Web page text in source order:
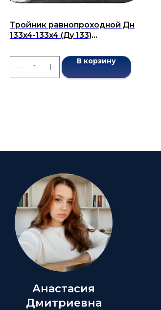
Тройник равнопроходной Дн
133x4-133x4 (Ду 133)
В корзину
Анастасия
Дмитриевна